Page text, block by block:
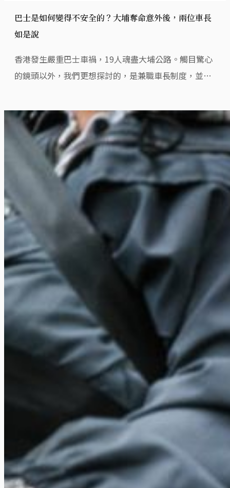
巴士是如何變得不安全的？大埔奪命意外後，兩位車長
如是說
香港發生嚴重巴士車禍，19人魂盡大埔公路。觸目驚心
的鏡頭以外，我們更想探討的，是兼職車長制度，並從